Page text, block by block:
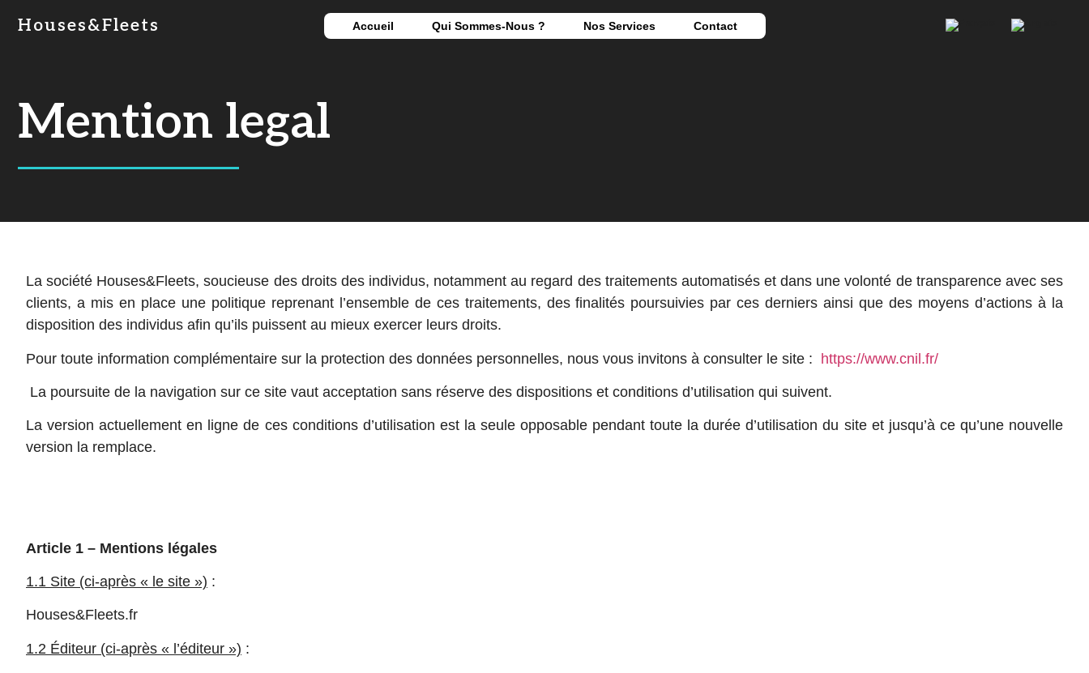
Houses&Fleets Accueil Qui Sommes-Nous ? Nos Services Contact
Mention legal
La société Houses&Fleets, soucieuse des droits des individus, notamment au regard des traitements automatisés et dans une volonté de transparence avec ses
clients, a mis en place une politique reprenant l’ensemble de ces traitements, des finalités poursuivies par ces derniers ainsi que des moyens d’actions à la
disposition des individus afin qu’ils puissent au mieux exercer leurs droits.
Pour toute information complémentaire sur la protection des données personnelles, nous vous invitons à consulter le site : https://www.cnil.fr/
La poursuite de la navigation sur ce site vaut acceptation sans réserve des dispositions et conditions d’utilisation qui suivent.
La version actuellement en ligne de ces conditions d’utilisation est la seule opposable pendant toute la durée d’utilisation du site et jusqu’à ce qu’une nouvelle
version la remplace.
Article 1 – Mentions légales
1.1 Site (ci-après « le site ») :
Houses&Fleets.fr
1.2 Éditeur (ci-après « l’éditeur ») :